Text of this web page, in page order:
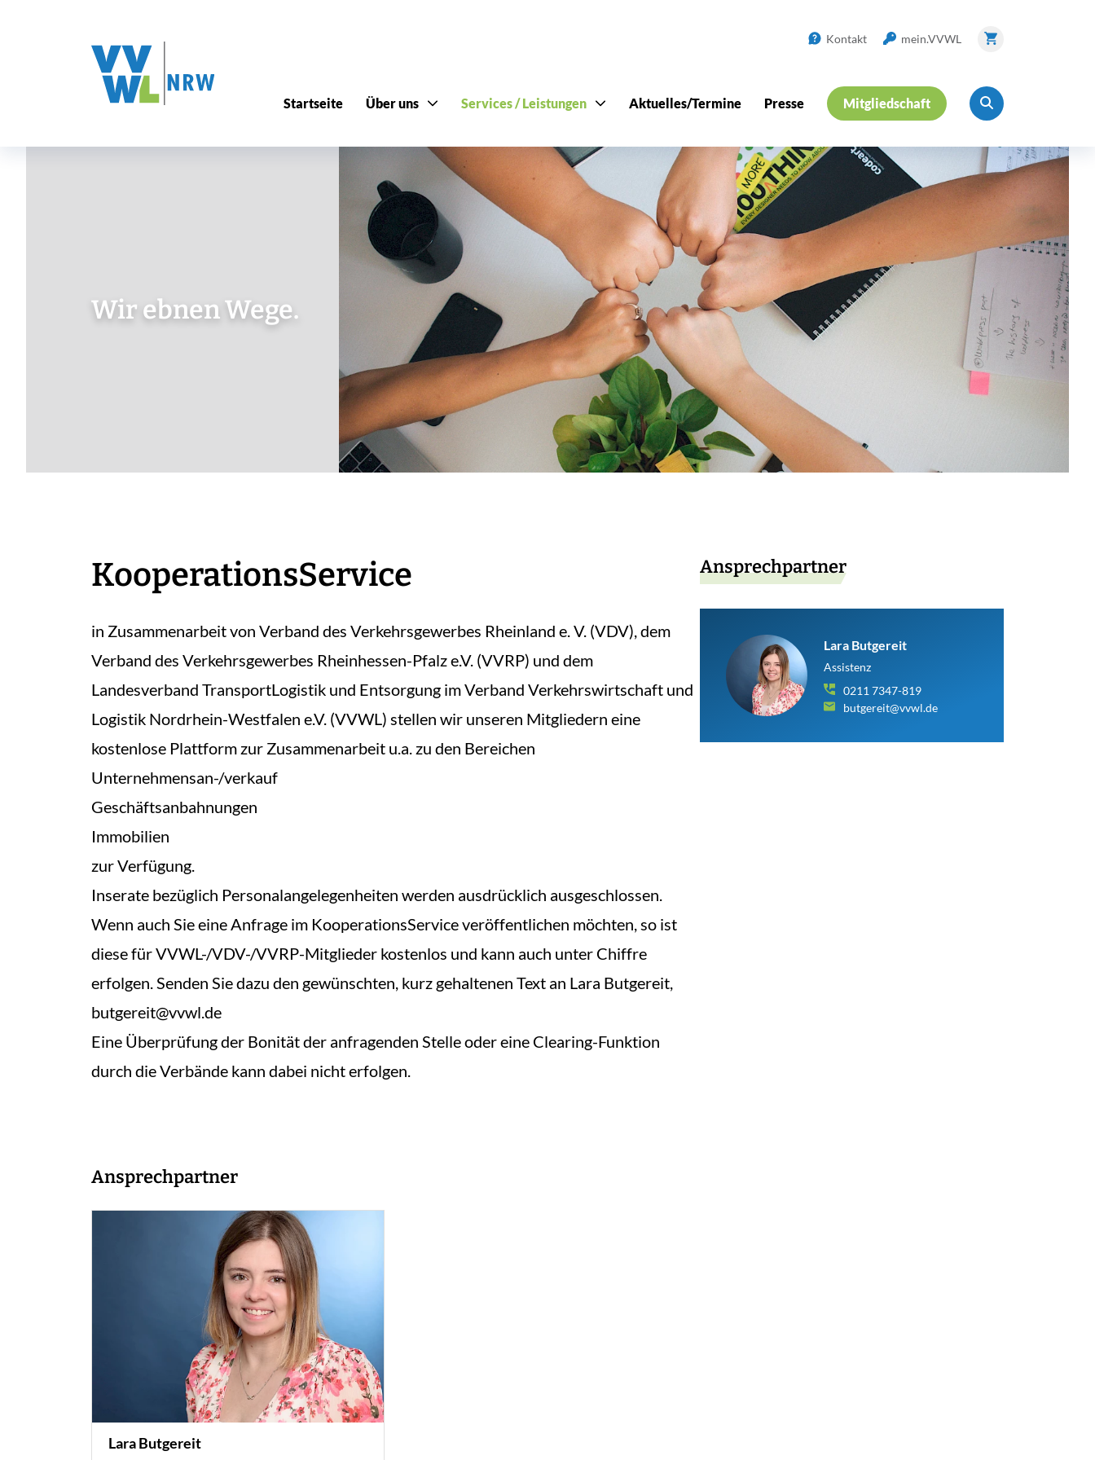
Kontakt mein.VVWL
Startseite Über uns Services / Leistungen Aktuelles/Termine Presse Mitgliedschaft
Wir ebnen Wege.
KooperationsService
in Zusammenarbeit von Verband des Verkehrsgewerbes Rheinland e. V. (VDV), dem
Verband des Verkehrsgewerbes Rheinhessen-Pfalz e.V. (VVRP) und dem
Landesverband TransportLogistik und Entsorgung im Verband Verkehrswirtschaft und
Logistik Nordrhein-Westfalen e.V. (VVWL) stellen wir unseren Mitgliedern eine
kostenlose Plattform zur Zusammenarbeit u.a. zu den Bereichen
Unternehmensan-/verkauf
Geschäftsanbahnungen
Immobilien
zur Verfügung.
Inserate bezüglich Personalangelegenheiten werden ausdrücklich ausgeschlossen.
Wenn auch Sie eine Anfrage im KooperationsService veröffentlichen möchten, so ist
diese für VVWL-/VDV-/VVRP-Mitglieder kostenlos und kann auch unter Chiffre
erfolgen. Senden Sie dazu den gewünschten, kurz gehaltenen Text an Lara Butgereit,
butgereit@vvwl.de
Eine Überprüfung der Bonität der anfragenden Stelle oder eine Clearing-Funktion
durch die Verbände kann dabei nicht erfolgen.
Ansprechpartner
Lara Butgereit
Assistenz
0211 7347-819
butgereit@vvwl.de
Ansprechpartner
Lara Butgereit